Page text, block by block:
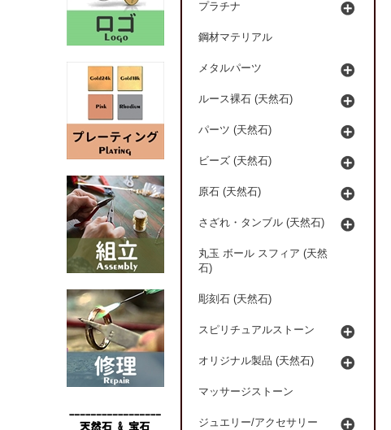
プラチナ
鋼材マテリアル
メタルパーツ
ルース裸石 (天然石)
パーツ (天然石)
ビーズ (天然石)
原石 (天然石)
さざれ・タンブル (天然石)
丸玉 ボール スフィア (天然
石)
彫刻石 (天然石)
スピリチュアルストーン
オリジナル製品 (天然石)
マッサージストーン
ジュエリー/アクセサリー